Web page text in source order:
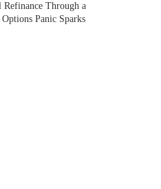
Through a
Panic Sparks